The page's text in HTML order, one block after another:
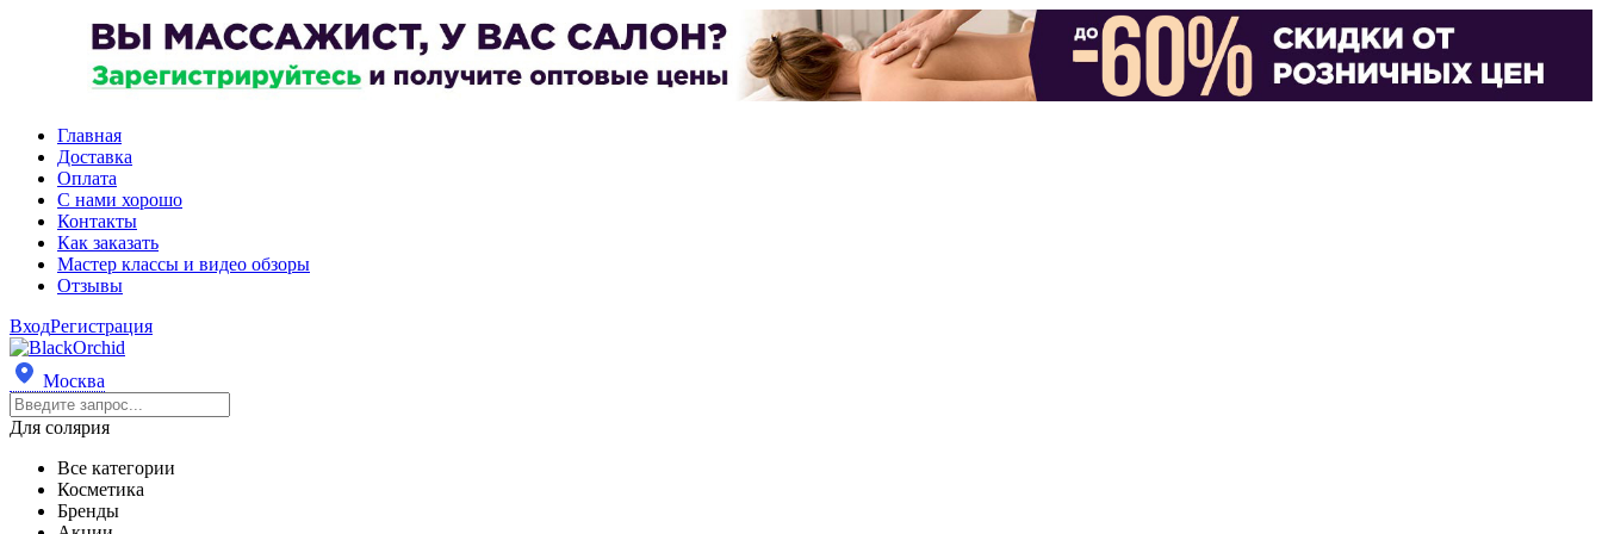
Главная
Доставка
Оплата
С нами хорошо
Контакты
Как заказать
Мастер классы и видео обзоры
Отзывы
ВходРегистрация
Москва
Для солярия
Все категории
Косметика
Бренды